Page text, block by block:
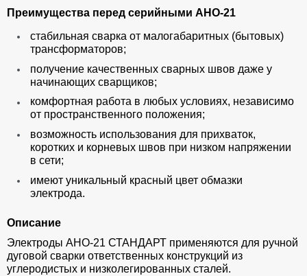
Преимущества перед серийными АНО-21
стабильная сварка от малогабаритных (бытовых)
трансформаторов;
получение качественных сварных швов даже у
начинающих сварщиков;
комфортная работа в любых условиях, независимо
от пространственного положения;
возможность использования для прихваток,
коротких и корневых швов при низком напряжении
в сети;
имеют уникальный красный цвет обмазки
электрода.
Описание
Электроды АНО-21 СТАНДАРТ применяются для ручной
дуговой сварки ответственных конструкций из
углеродистых и низколегированных сталей.